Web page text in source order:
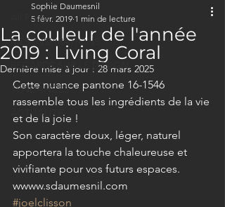
All Posts
MES INSPIRATIONS
REGARDS SUR LE DESIGN
TENDANCES
ACTUALITÉ
La couleur de l'année
2019 : Living Coral
Sophie Daumesnil
5 févr. 2019 1 min de lecture
Dernière mise à jour : 28 mars 2025
Cette nuance pantone 16-1546
rassemble tous les ingrédients de la vie
et de la joie !
Son caractère doux, léger, naturel
apportera la touche chaleureuse et
vivifiante pour vos futurs espaces.
wwww.sdaumesnil.com
#joelclisson